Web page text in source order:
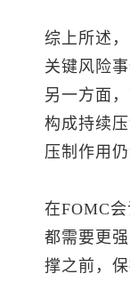
综上所述
关键风险
另一方面
构成持续
压制作用
在FOMC
都需要更
撑之前，